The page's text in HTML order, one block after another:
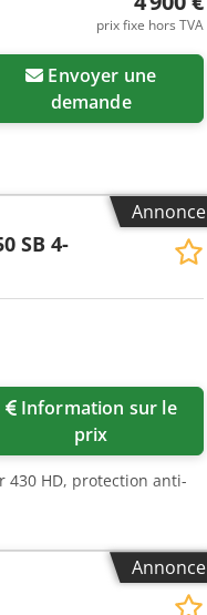
prix fixe hors TVA
demande
Annonce
SB 4-
Information sur le
prix
430 HD, protection anti-
Annonce